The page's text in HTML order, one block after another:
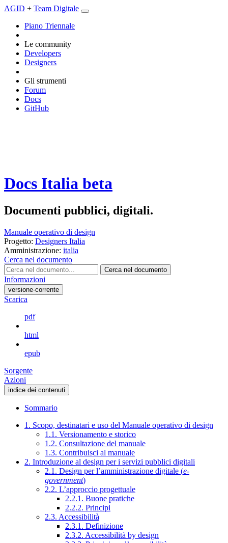
AGID + Team Digitale
Piano Triennale
Le community
Developers
Designers
Gli strumenti
Forum
Docs
GitHub
Docs Italia beta
Documenti pubblici, digitali.
Manuale operativo di design
Progetto: Designers Italia
Amministrazione: italia
Cerca nel documento
Cerca nel documento
Informazioni
versione-corrente
Scarica
pdf
html
epub
Sorgente
Azioni
indice dei contenuti
Sommario
1. Scopo, destinatari e uso del Manuale operativo di design
1.1. Versionamento e storico
1.2. Consultazione del manuale
1.3. Contribuisci al manuale
2. Introduzione al design per i servizi pubblici digitali
2.1. Design per l’amministrazione digitale (e-
government)
2.2. L’approccio progettuale
2.2.1. Buone pratiche
2.2.2. Principi
2.3. Accessibilità
2.3.1. Definizione
2.3.2. Accessibilità by design